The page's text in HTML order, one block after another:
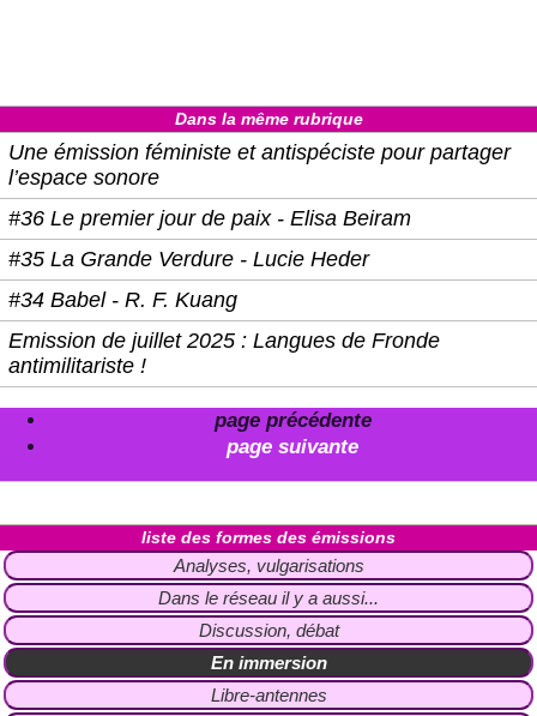
Dans la même rubrique
Une émission féministe et antispéciste pour partager
l’espace sonore
#36 Le premier jour de paix - Elisa Beiram
#35 La Grande Verdure - Lucie Heder
#34 Babel - R. F. Kuang
Emission de juillet 2025 : Langues de Fronde
antimilitariste !
page précédente
page suivante
liste des formes des émissions
Analyses, vulgarisations
Dans le réseau il y a aussi...
Discussion, débat
En immersion
Libre-antennes